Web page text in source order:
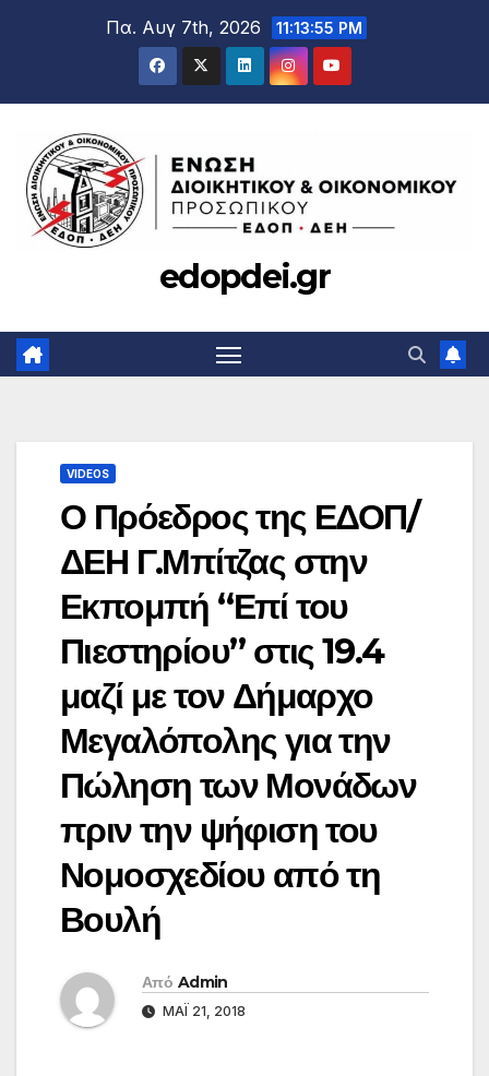
Πα. Αυγ 7th, 2026 11:13:56 PM
edopdei.gr
VIDEOS
Ο Πρόεδρος της ΕΔΟΠ/
ΔΕΗ Γ.Μπίτζας στην
Εκπομπή “Επί του
Πιεστηρίου” στις 19.4
μαζί με τον Δήμαρχο
Μεγαλόπολης για την
Πώληση των Μονάδων
πριν την ψήφιση του
Νομοσχεδίου από τη
Βουλή
Από Admin
ΜΆΙ 21, 2018